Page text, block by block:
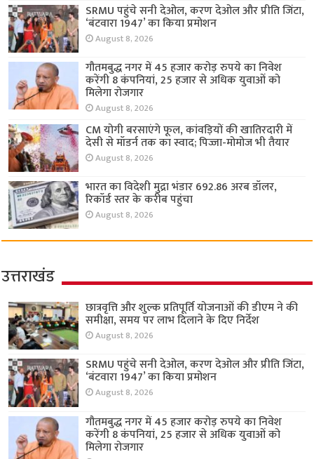
SRMU पहुंचे सनी देओल, करण देओल और प्रीति जिंटा,
‘बंटवारा 1947’ का किया प्रमोशन
August 8, 2026
गौतमबुद्ध नगर में 45 हजार करोड़ रुपये का निवेश
करेंगी 8 कंपनियां, 25 हजार से अधिक युवाओं को
मिलेगा रोजगार
August 8, 2026
CM योगी बरसाएंगे फूल, कांवड़ियों की खातिरदारी में
देसी से मॉडर्न तक का स्वाद; पिज्जा-मोमोज भी तैयार
August 8, 2026
भारत का विदेशी मुद्रा भंडार 692.86 अरब डॉलर,
रिकॉर्ड स्तर के करीब पहुंचा
August 8, 2026
उत्तराखंड
छात्रवृत्ति और शुल्क प्रतिपूर्ति योजनाओं की डीएम ने की
समीक्षा, समय पर लाभ दिलाने के दिए निर्देश
August 8, 2026
SRMU पहुंचे सनी देओल, करण देओल और प्रीति जिंटा,
‘बंटवारा 1947’ का किया प्रमोशन
August 8, 2026
गौतमबुद्ध नगर में 45 हजार करोड़ रुपये का निवेश
करेंगी 8 कंपनियां, 25 हजार से अधिक युवाओं को
मिलेगा रोजगार